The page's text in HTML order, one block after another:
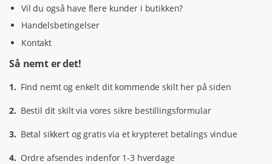
Vil du også have flere kunder i butikken?
Handelsbetingelser
Kontakt
Så nemt er det!
1. Find nemt og enkelt dit kommende skilt her på siden
2. Bestil dit skilt via vores sikre bestillingsformular
3. Betal sikkert og gratis via et krypteret betalings vindue
4. Ordre afsendes indenfor 1-3 hverdage